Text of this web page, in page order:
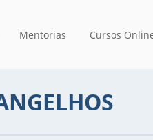
Mentorias Cursos